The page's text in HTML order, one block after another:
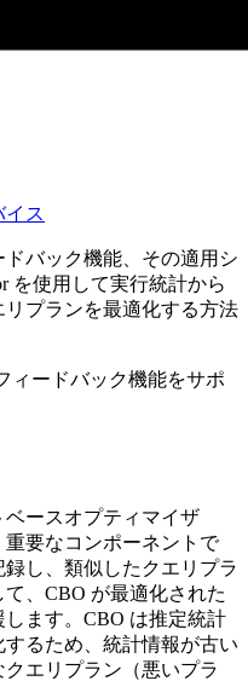
イス
バック機能、その適用シ
を使用して実行統計から
プランを最適化する方法
ィードバック機能をサポ
ースオプティマイザ
要なコンポーネントで
し、類似したクエリプラ
、CBO が最適化された
ます。CBO は推定統計
るため、統計情報が古い
エリプラン（悪いプラ